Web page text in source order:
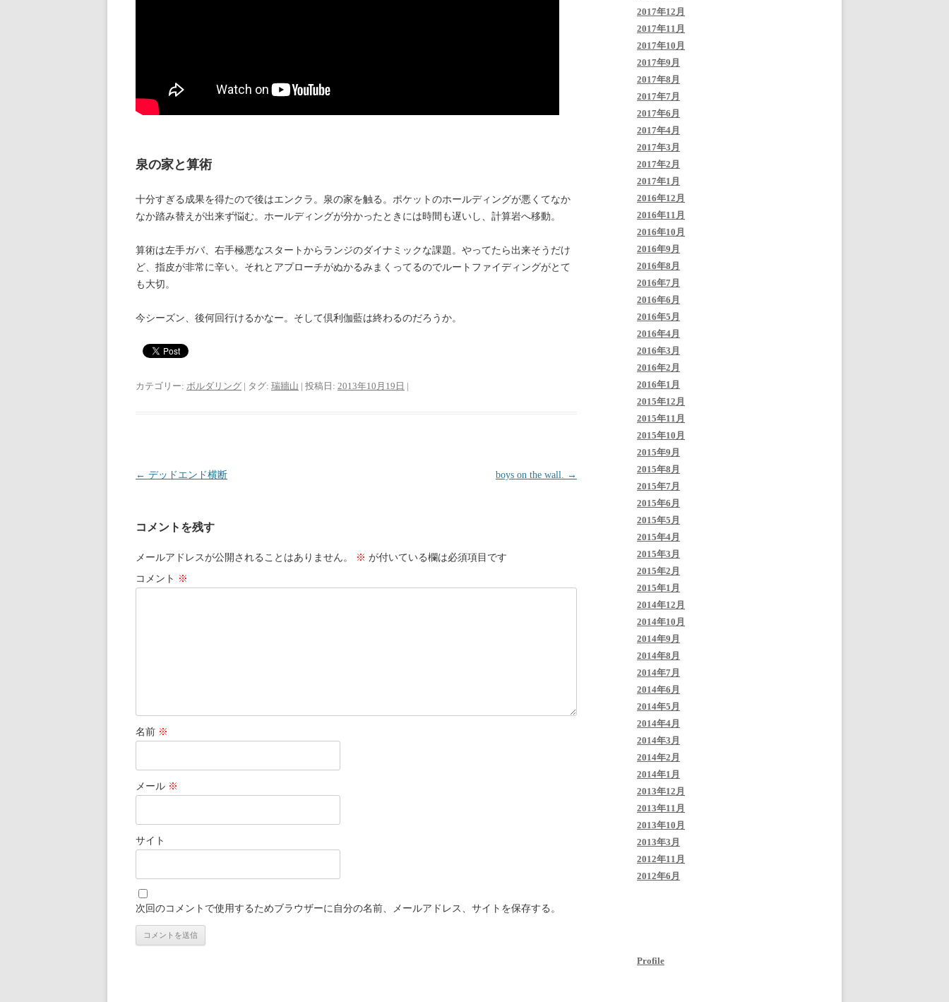
泉の家と算術
十分すぎる成果を得たので後はエンクラ。泉の家を触る。ポケットのホールディングが悪くてなか
なか踏み替えが出来ず悩む。ホールディングが分かったときには時間も遅いし、計算岩へ移動。
算術は左手ガバ、右手極悪なスタートからランジのダイナミックな課題。やってたら出来そうだけ
ど、指皮が非常に辛い。それとアプローチがぬかるみまくってるのでルートファイディングがとて
も大切。
今シーズン、後何回行けるかなー。そして倶利伽藍は終わるのだろうか。
カテゴリー: ボルダリング | タグ: 瑞牆山 | 投稿日: 2013年10月19日 |
投稿ナビゲーション
← デッドエンド横断 boys on the wall. →
コメントを残す
メールアドレスが公開されることはありません。 ※ が付いている欄は必須項目です
コメント ※
名前 ※
メール ※
サイト
次回のコメントで使用するためブラウザーに自分の名前、メールアドレス、サイトを保存する。
2017年12月
2017年11月
2017年10月
2017年9月
2017年8月
2017年7月
2017年6月
2017年4月
2017年3月
2017年2月
2017年1月
2016年12月
2016年11月
2016年10月
2016年9月
2016年8月
2016年7月
2016年6月
2016年5月
2016年4月
2016年3月
2016年2月
2016年1月
2015年12月
2015年11月
2015年10月
2015年9月
2015年8月
2015年7月
2015年6月
2015年5月
2015年4月
2015年3月
2015年2月
2015年1月
2014年12月
2014年10月
2014年9月
2014年8月
2014年7月
2014年6月
2014年5月
2014年4月
2014年3月
2014年2月
2014年1月
2013年12月
2013年11月
2013年10月
2013年3月
2012年11月
2012年6月
Profile